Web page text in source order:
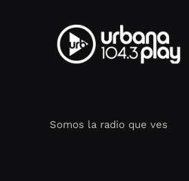
Somos la radio que ves